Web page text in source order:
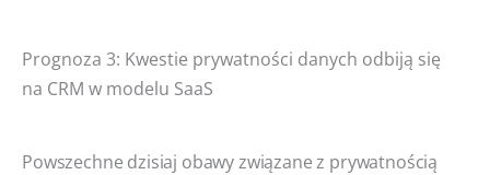
Prognoza 3: Kwestie prywatności danych odbiją się
na CRM w modelu SaaS
Powszechne dzisiaj obawy związane z prywatnością